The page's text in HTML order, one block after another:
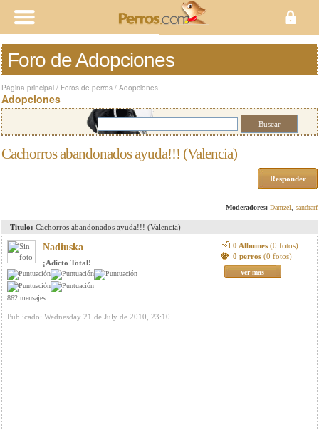
Foro de Adopciones
Página principal / Foros de perros / Adopciones
Adopciones
Cachorros abandonados ayuda!!! (Valencia)
Responder
Moderadores: Damzel sandrarf
Titulo: Cachorros abandonados ayuda!!! (Valencia)
Nadiuska
¡Adicto Total!
862 mensajes
0 Albumes (0 fotos)
0 perros (0 fotos)
ver mas
Publicado: Wednesday 21 de July de 2010, 23:10